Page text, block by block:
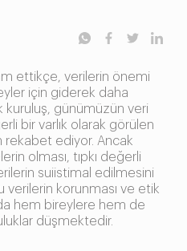
ettikçe, verilerin önemi
için giderek daha
kuruluş, günümüzün veri
bir varlık olarak görülen
rekabet ediyor. Ancak
olması, tıpkı değerli
suiistimal edilmesini
korunması ve etik
hem bireylere hem de
düşmektedir.